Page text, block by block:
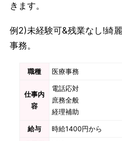
きます。
例2)未経験可&残業なし!綺
事務。
職種 医療事務
仕事内
容
電話応対
庶務全般
経理補助
給与 時給1400円から